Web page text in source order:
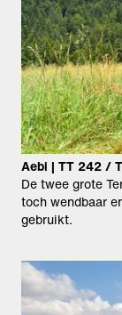
Aebi | TT 242 /
De twee grote
toch wendbaar
gebruikt.